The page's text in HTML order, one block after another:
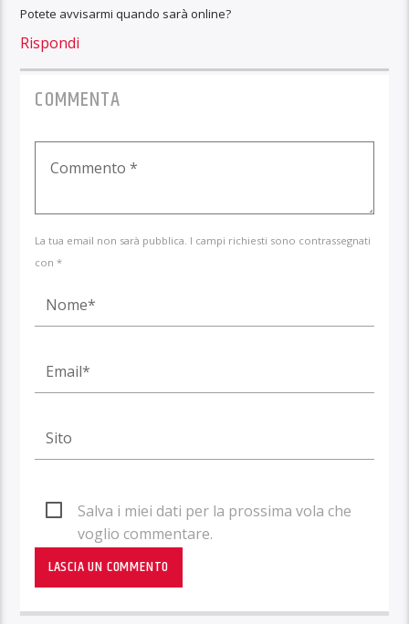
Potete avvisarmi quando sarà online?
Rispondi
COMMENTA
La tua email non sarà pubblica. I campi richiesti sono contrassegnati
con *
Salva i miei dati per la prossima vola che
voglio commentare.